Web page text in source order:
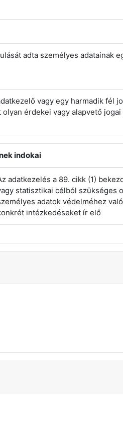
adta személyes adatainak
vagy egy harmadik
érdekei vagy alapvető
indokai
adatkezelés a 89. cikk (1)
statisztikai célból szükséges
adatok védelméhez
intézkedéseket ír elő